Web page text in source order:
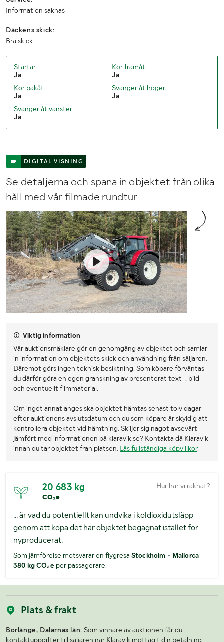
Höjd (mm)
Information saknas
Däckens skick:
Bra skick
Startar
Ja
Kör framåt
Ja
Kör bakåt
Ja
Svänger åt höger
Ja
Svänger åt vänster
Ja
DIGITAL VISNING
Se detaljerna och spana in objektet från olika
håll med vår filmade rundtur
Viktig information
Vår auktionsmäklare gör en genomgång av objektet och samlar
in information om objektets skick och användning från säljaren.
Däremot görs ingen teknisk besiktning. Som köpare förväntas
du därför göra en egen granskning av presenterat text-, bild-
och eventuellt filmmaterial.
Om inget annat anges ska objektet hämtas senast tolv dagar
efter auktionens avslutsdatum och du som köpare är skyldig att
kontrollera objektet vid hämtning. Skiljer sig något avsevärt
jämfört med informationen på klaravik.se? Kontakta då Klaravik
innan du tar objektet från platsen. Läs fullständiga köpvillkor.
20 683 kg
CO₂e
Hur har vi räknat?
... är vad du potentiellt kan undvika i koldioxidutsläpp
genom att köpa det här objektet begagnat istället för
nyproducerat.
Som jämförelse motsvarar en flygresa Stockholm - Mallorca
380 kg CO₂eper passagerare.
Plats & frakt
Borlänge, Dalarnas län. Som vinnare av auktionen får du
kontaktuppgifter till säljaren när Klaravik mottagit din betalning.